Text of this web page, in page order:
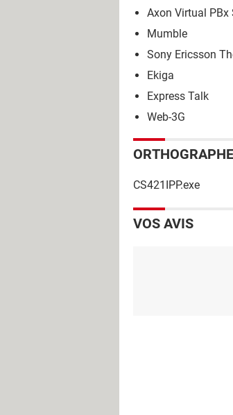
Axon Virtual PBx
Mumble
Sony Ericsson
Ekiga
Express Talk
Web-3G
CS421IPP.exe
VOS AVIS